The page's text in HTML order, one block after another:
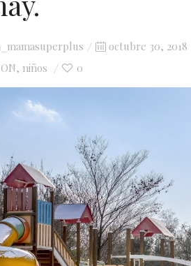
Posted
octubre 30, 2018
, niños 0